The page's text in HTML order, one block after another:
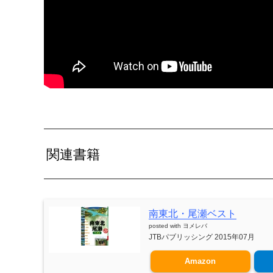
関連書籍
南東北・尾瀬ベスト
posted with ヨメレバ
JTBパブリッシング 2015年07月
Amazon